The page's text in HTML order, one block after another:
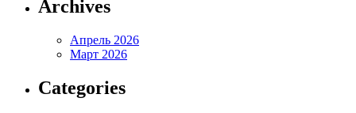
Archives
Апрель 2026
Март 2026
Categories